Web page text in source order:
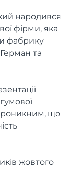
народився
фірми, яка
фабрику
та
що
жовтого